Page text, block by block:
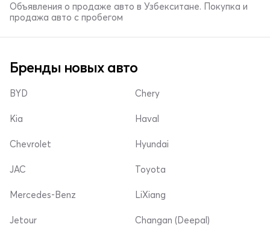
Объявления о продаже авто в Узбекситане. Покупка и
продажа авто с пробегом
Бренды новых авто
BYD
Kia
Chevrolet
Chery
Haval
Hyundai
JAC
Mercedes-Benz
Jetour
Toyota
LiXiang
Changan (Deepal)